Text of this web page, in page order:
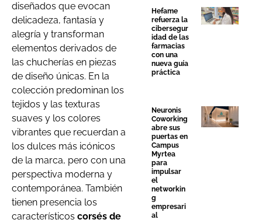
diseñados que evocan
delicadeza, fantasía y
alegría y transforman
elementos derivados de
las chucherías en piezas
de diseño únicas. En la
colección predominan los
tejidos y las texturas
suaves y los colores
vibrantes que recuerdan a
los dulces más icónicos
de la marca, pero con una
perspectiva moderna y
contemporánea. También
tienen presencia los
característicos corsés de
Hefame
refuerza la
cibersegur
idad de las
farmacias
con una
nueva guía
práctica
Neuronis
Coworking
abre sus
puertas en
Campus
Myrtea
para
impulsar
el
networkin
g
empresari
al